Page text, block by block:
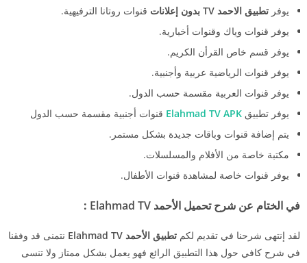
يوفر تطبيق الاحمد TV بدون إعلانات
قنوات روتانا الترفيهية.
يوفر قنوات وياك وقنوات أخبارية.
يوفر قسم خاص القرأن الكريم.
يوفر قنوات الرياضية عربية وأجنبية.
يوفر قنوات العربية مقسمة حسب الدول.
يوفر تطبيق
قنوات أجنبية مقسمة حسب الدول
يتم إضافة قنوات وباقات جديدة بشكل مستمر.
مكتبة خاصة من الأفلام والمسلسلات.
يوفر قنوات خاصة لمشاهدة قنوات الأطفال.
في الختام عن شرح تحميل الأحمد Elahmad TV :
لقد إنتهى شرحنا في تقديم لكم تطبيق الأحمد Elahmad TV
نتمنى قد وفقنا
في شرح كافي حول هذا التطبيق الرائع فهو يعمل بشكل ممتاز ولا تنسى